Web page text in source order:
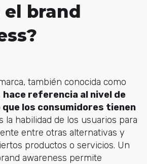
el brand
también conocida como
hace referencia al nivel de
los consumidores tienen
la habilidad de los usuarios para
entre otras alternativas y
productos o servicios. Un
awareness permite